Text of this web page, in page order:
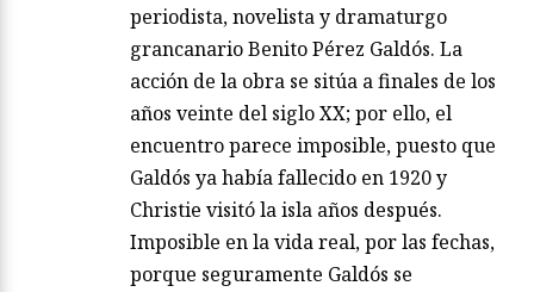
periodista, novelista y dramaturgo
grancanario Benito Pérez Galdós. La
acción de la obra se sitúa a finales de los
años veinte del siglo XX; por ello, el
encuentro parece imposible, puesto que
Galdós ya había fallecido en 1920 y
Christie visitó la isla años después.
Imposible en la vida real, por las fechas,
porque seguramente Galdós se